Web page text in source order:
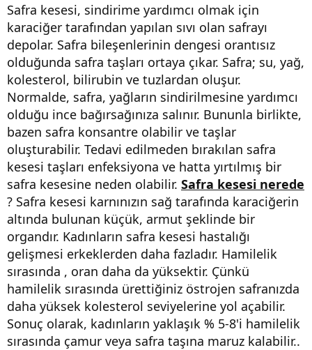
a
t
n
r
i
h
i
Safra kesesi, sindirime yardımcı olmak için
karaciğer tarafından yapılan sıvı olan safrayı
depolar. Safra bileşenlerinin dengesi orantısız
olduğunda safra taşları ortaya çıkar. Safra; su, yağ,
kolesterol, bilirubin ve tuzlardan oluşur.
Normalde, safra, yağların sindirilmesine yardımcı
olduğu ince bağırsağınıza salınır. Bununla birlikte,
bazen safra konsantre olabilir ve taşlar
oluşturabilir. Tedavi edilmeden bırakılan safra
kesesi taşları enfeksiyona ve hatta yırtılmış bir
safra kesesine neden olabilir. Safra kesesi nerede
? Safra kesesi karnınızın sağ tarafında karaciğerin
altında bulunan küçük, armut şeklinde bir
organdır. Kadınların safra kesesi hastalığı
gelişmesi erkeklerden daha fazladır. Hamilelik
sırasında , oran daha da yüksektir. Çünkü
hamilelik sırasında ürettiğiniz östrojen safranızda
daha yüksek kolesterol seviyelerine yol açabilir.
Sonuç olarak, kadınların yaklaşık % 5-8'i hamilelik
sırasında çamur veya safra taşına maruz kalabilir..